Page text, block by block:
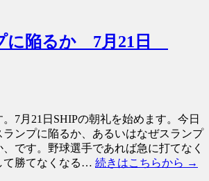
に陥るか 7月21日
7月21日SHIPの朝礼を始めます。今日
ンプに陥るか、あるいはなぜスランプ
です。野球選手であれば急に打てなく
て勝てなくなる… 続きはこちらから →